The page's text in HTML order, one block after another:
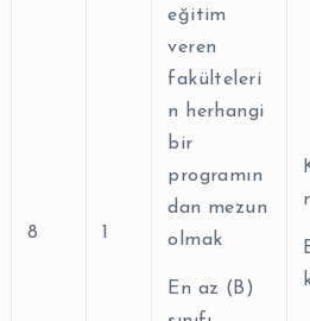
8 1
eğitim
veren
fakülteleri
n herhangi
bir
programın
dan mezun
olmak
En az (B)